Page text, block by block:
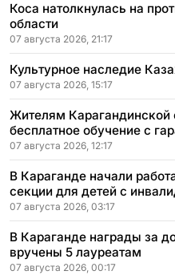
Коса натолкнулась на
области
07 августа 2026, 21:17
Культурное наследие
07 августа 2026, 15:17
Жителям Карагандинской
бесплатное обучение с
07 августа 2026, 12:17
В Караганде начали
секции для детей с
07 августа 2026, 03:17
В Караганде награды за
вручены 5 лауреатам
07 августа 2026, 00:17